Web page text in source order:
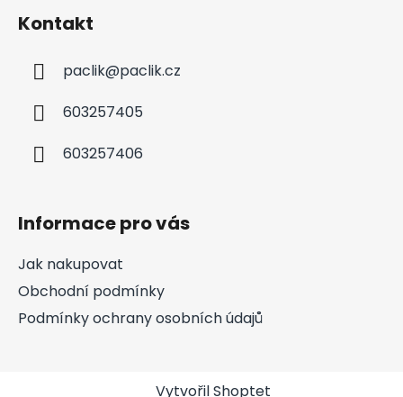
Kontakt
paclik@paclik.cz
603257405
603257406
Informace pro vás
Jak nakupovat
Obchodní podmínky
Podmínky ochrany osobních údajů
Vytvořil Shoptet